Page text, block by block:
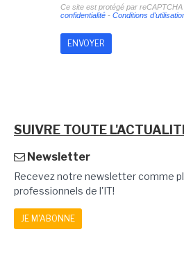
Ce site est protégé par
confidentialité- Conditions
SUIVRE TOUTE
Newsletter
Recevez notre newsletter comme
professionnels de l'IT!
JE M'ABONNE